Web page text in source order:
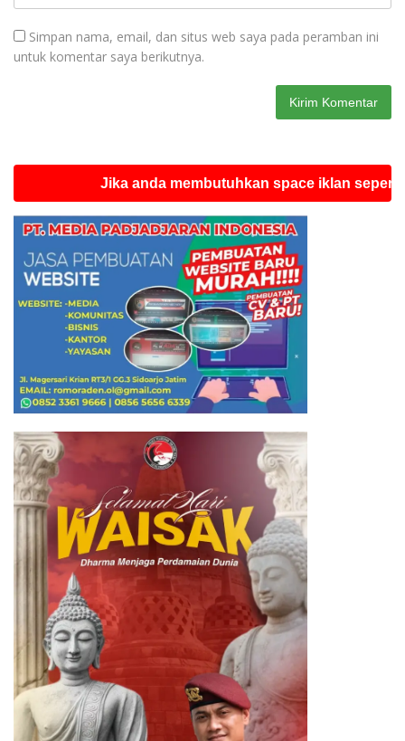
Simpan nama, email, dan situs web saya pada peramban ini
untuk komentar saya berikutnya.
Jika anda membutuhkan space iklan seperti ini